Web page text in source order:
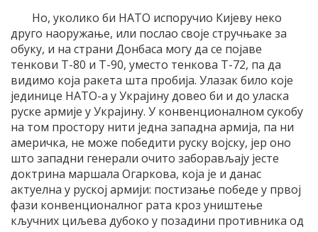
Но, уколико би НАТО испоручио Кијеву неко
друго наоружање, или послао своје стручњаке за
обуку, и на страни Донбаса могу да се појаве
тенкови Т-80 и Т-90, уместо тенкова Т-72, па да
видимо која ракета шта пробија. Улазак било које
јединице НАТО-а у Украјину довео би и до уласка
руске армије у Украјину. У конвенционалном сукобу
на том простору нити једна западна армија, па ни
америчка, не може победити руску војску, јер оно
што западни генерали очито заборављају јесте
доктрина маршала Огаркова, која је и данас
актуелна у руској армији: постизање победе у првој
фази конвенционалног рата кроз уништење
кључних циљева дубоко у позадини противника од